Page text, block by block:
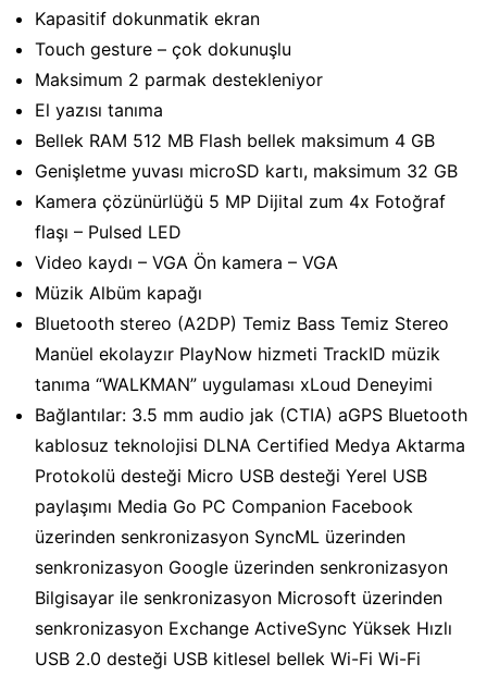
Kapasitif dokunmatik ekran
Touch gesture – çok dokunuşlu
Maksimum 2 parmak destekleniyor
El yazısı tanıma
Bellek RAM 512 MB Flash bellek maksimum 4 GB
Genişletme yuvası microSD kartı, maksimum 32 GB
Kamera çözünürlüğü 5 MP Dijital zum 4x Fotoğraf
flaşı – Pulsed LED
Video kaydı – VGA Ön kamera – VGA
Müzik Albüm kapağı
Bluetooth stereo (A2DP) Temiz Bass Temiz Stereo
Manüel ekolayzır PlayNow hizmeti TrackID müzik
tanıma “WALKMAN” uygulaması xLoud Deneyimi
Bağlantılar: 3.5 mm audio jak (CTIA) aGPS Bluetooth
kablosuz teknolojisi DLNA Certified Medya Aktarma
Protokolü desteği Micro USB desteği Yerel USB
paylaşımı Media Go PC Companion Facebook
üzerinden senkronizasyon SyncML üzerinden
senkronizasyon Google üzerinden senkronizasyon
Bilgisayar ile senkronizasyon Microsoft üzerinden
senkronizasyon Exchange ActiveSync Yüksek Hızlı
USB 2.0 desteği USB kitlesel bellek Wi-Fi Wi-Fi